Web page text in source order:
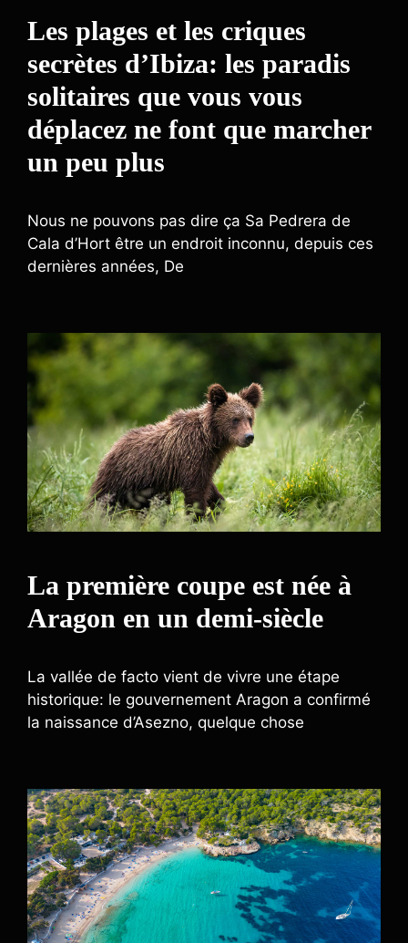
Les plages et les criques
secrètes d’Ibiza: les paradis
solitaires que vous vous
déplacez ne font que marcher
un peu plus
Nous ne pouvons pas dire ça Sa Pedrera de
Cala d’Hort être un endroit inconnu, depuis ces
dernières années, De
La première coupe est née à
Aragon en un demi-siècle
La vallée de facto vient de vivre une étape
historique: le gouvernement Aragon a confirmé
la naissance d’Asezno, quelque chose